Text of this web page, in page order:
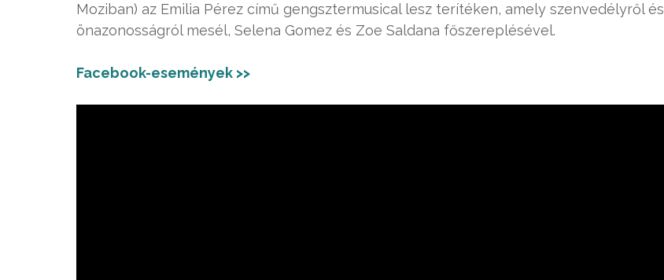
Moziban) az Emilia Pérez című gengsztermusical lesz terítéken, amely szenvedélyről és
önazonosságról mesél, Selena Gomez és Zoe Saldana főszereplésével.
Facebook-események >>